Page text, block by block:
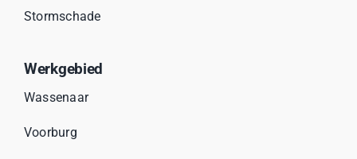
Stormschade
Werkgebied
Wassenaar
Voorburg